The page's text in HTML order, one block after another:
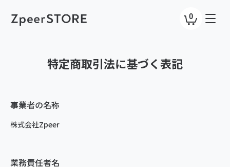
0
特定商取引法に基づく表記
事業者の名称
株式会社Zpeer
業務責任者名